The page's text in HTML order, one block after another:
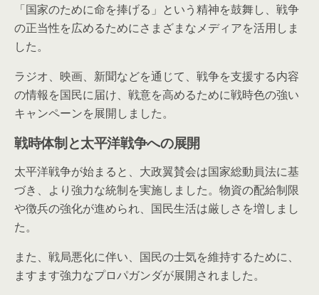
「国家のために命を捧げる」という精神を鼓舞し、戦争
の正当性を広めるためにさまざまなメディアを活用しま
した。
ラジオ、映画、新聞などを通じて、戦争を支援する内容
の情報を国民に届け、戦意を高めるために戦時色の強い
キャンペーンを展開しました。
戦時体制と太平洋戦争への展開
太平洋戦争が始まると、大政翼賛会は国家総動員法に基
づき、より強力な統制を実施しました。物資の配給制限
や徴兵の強化が進められ、国民生活は厳しさを増しまし
た。
また、戦局悪化に伴い、国民の士気を維持するために、
ますます強力なプロパガンダが展開されました。